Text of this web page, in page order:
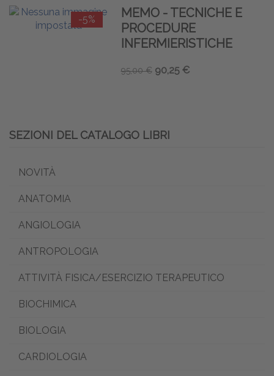
-5%
MEMO - TECNICHE E
PROCEDURE
INFERMIERISTICHE
95,00 € 90,25 €
SEZIONI DEL CATALOGO LIBRI
NOVITÀ
ANATOMIA
ANGIOLOGIA
ANTROPOLOGIA
ATTIVITÀ FISICA/ESERCIZIO TERAPEUTICO
BIOCHIMICA
BIOLOGIA
CARDIOLOGIA